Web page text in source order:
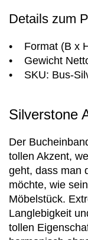
Details zum
• Format (B x
• Gewicht
• SKU: Bus-
Silverstone
Der
tollen Akzent,
geht, dass man
möchte, wie
Möbelstück.
Langlebigkeit
tollen